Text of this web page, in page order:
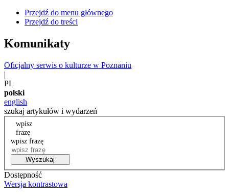
Przejdź do menu głównego
Przejdź do treści
Komunikaty
Oficjalny serwis o kulturze w Poznaniu
|
PL
polski
english
szukaj artykułów i wydarzeń
wpisz
frazę
wpisz frazę
Wyszukaj
Dostępność
Wersja kontrastowa